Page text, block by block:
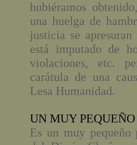
hubiéramos
una huelga de
justicia se
está imputado de
violaciones, etc.
carátula de una
Lesa Humanidad.
UN MUY
Es un muy pequeño